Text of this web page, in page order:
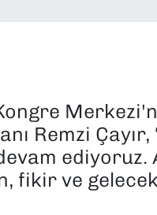
Remzi Çayır,
ediyoruz.
fikir ve